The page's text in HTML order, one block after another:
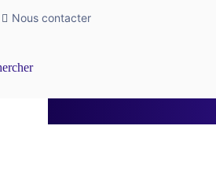
Nous contacter